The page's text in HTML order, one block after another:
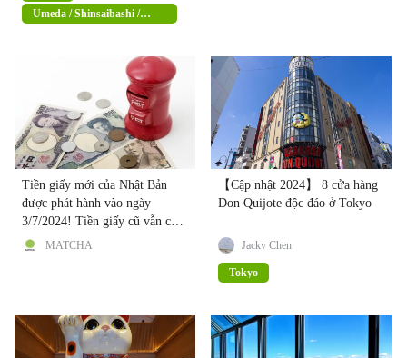
Umeda / Shinsaibashi /
Namba
Tiền giấy mới của Nhật Bản
được phát hành vào ngày
3/7/2024! Tiền giấy cũ vẫn có
thể sử dụng
MATCHA
【Cập nhật 2024】 8 cửa hàng
Don Quijote độc đáo ở Tokyo
Jacky Chen
Tokyo